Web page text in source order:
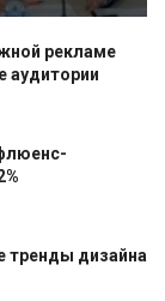
рекламе
аудитории
дизайна